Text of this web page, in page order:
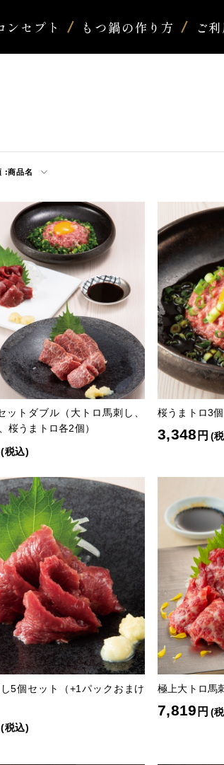
ンセプト もつ鍋の作り方 ご
:商品名
ットダブル（大トロ馬刺し、
桜うまトロ各2個）
(税込)
桜うまトロ3
3,348 円 (
し5個セット（+1パックおまけ
(税込)
極上大トロ馬
7,819 円 (